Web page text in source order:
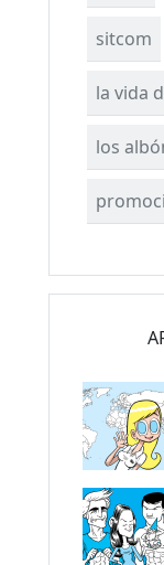
sitcom
la vida
los